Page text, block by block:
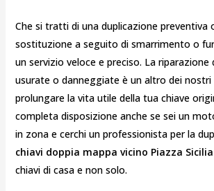
Che si tratti di una duplicazione preventiva
sostituzione a seguito di smarrimento o
un servizio veloce e preciso. La riparazione
usurate o danneggiate è un altro dei nostri
prolungare la vita utile della tua chiave
completa disposizione anche se sei un
in zona e cerchi un professionista per la
chiavi doppia mappa vicino Piazza
chiavi di casa e non solo.